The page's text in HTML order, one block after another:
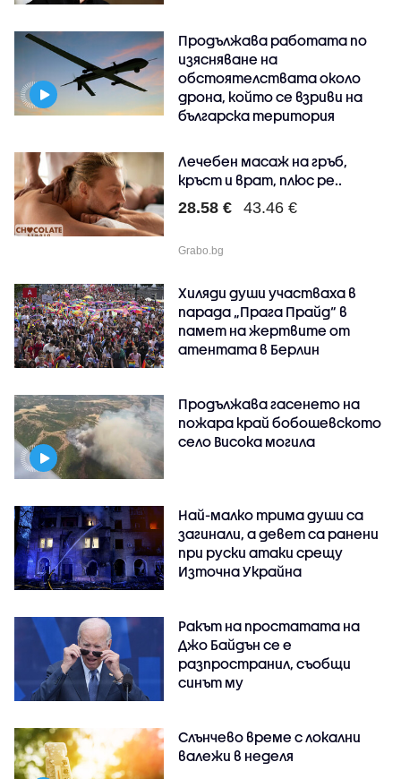
Продължава работата по
изясняване на
обстоятелствата около
дрона, който се взриви на
българска територия
Лечебен масаж на гръб,
кръст и врат, плюс ре..
28.58 € 43.46 €
Grabo.bg
Хиляди души участваха в
парада „Прага Прайд“ в
памет на жертвите от
атентата в Берлин
Продължава гасенето на
пожара край бобошевското
село Висока могила
Най-малко трима души са
загинали, а девет са ранени
при руски атаки срещу
Източна Украйна
Ракът на простатата на
Джо Байдън се е
разпространил, съобщи
синът му
Слънчево време с локални
валежи в неделя